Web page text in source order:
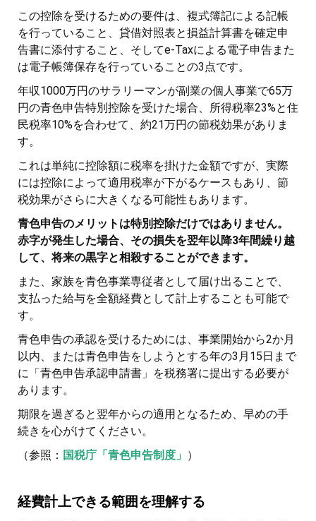
この控除を受けるための要件は、複式簿記による記帳
を行っていること、貸借対照表と損益計算書を確定申
告書に添付すること、そしてe-Taxによる電子申告また
は電子帳簿保存を行っていることの3点です。
年収1000万円のサラリーマンが副業の個人事業で65万
円の青色申告特別控除を受けた場合、所得税率23%と住
民税率10%を合わせて、約21万円の節税効果がありま
す。
これは単純に控除額に税率を掛けた金額ですが、実際
には控除によって適用税率が下がるケースもあり、節
税効果がさらに大きくなる可能性もあります。
青色申告のメリットは特別控除だけではありません。
赤字が発生した場合、その損失を翌年以降3年間繰り越
して、将来の黒字と相殺することができます。
また、家族を青色事業専従者として届け出ることで、
支払った給与を全額経費として計上することも可能で
す。
青色申告の承認を受けるためには、事業開始から2か月
以内、または青色申告をしようとする年の3月15日まで
に「青色申告承認申請書」を税務署に提出する必要が
あります。
期限を過ぎると翌年からの適用となるため、早めの手
続きを心がけてください。
（参照： 国税庁「青色申告制度」 ）
経費計上できる範囲を理解する